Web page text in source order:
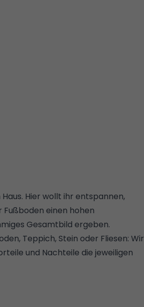
Hier wollt ihr entspannen,
Fußboden einen hohen
Gesamtbild ergeben.
Teppich, Stein oder Fliesen: Wir
und Nachteile die jeweiligen